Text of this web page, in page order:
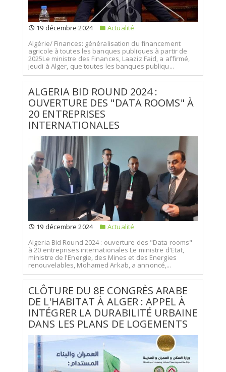
19 décembre 2024
Actualité
Algérie/ Finances: généralisation du financement
agricole à toutes les banques publiques à partir de
2025Le ministre des Finances, Laaziz Faid, a affirmé,
jeudi à Alger, que toutes les banques publiqu...
ALGERIA BID ROUND 2024 :
OUVERTURE DES "DATA ROOMS" À
20 ENTREPRISES
INTERNATIONALES
19 décembre 2024
Actualité
Algeria Bid Round 2024 : ouverture des "Data rooms"
à 20 entreprises internationales Le ministre d'Etat,
ministre de l'Energie, des Mines et des Energies
renouvelables, Mohamed Arkab, a annoncé,...
CLÔTURE DU 8E CONGRÈS ARABE
DE L'HABITAT À ALGER : APPEL À
INTÉGRER LA DURABILITÉ URBAINE
DANS LES PLANS DE LOGEMENTS